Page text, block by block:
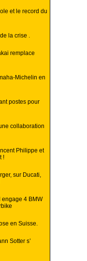
et le record du
la crise .
remplace
Michelin en
postes pour
collaboration
Philippe et
!
sur Ducati,
engage 4 BMW
en Suisse.
Sotter s’